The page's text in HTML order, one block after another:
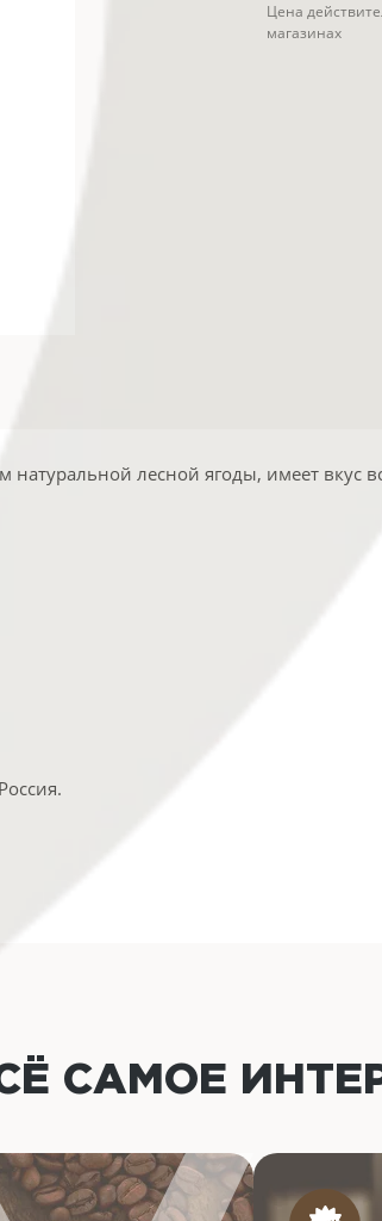
Цена
магазинах
лесной ягоды, имеет
САМОЕ